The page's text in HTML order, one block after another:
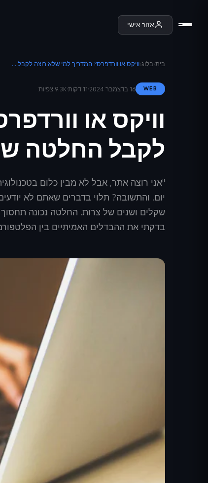
אזור אישי
בית‹בלוג‹ וויקס או וורדפרס? המדריך למי שלא רוצה לקבל החלטה שתעלה לו יקר
WEB 16 בדצמבר 2024 ·11 דקות ·
9.3K צפיות
וויקס או
לקבל החלטה
"אני רוצה אתר, אבל לא מבין כלום
יום. והתשובה? תלוי בדברים שאתם לא
שקלים ושנים של צרות. החלטה נכונה
בדקתי את ההבדלים האמיתיים בין הפלטפורמות השנה עבור 50+